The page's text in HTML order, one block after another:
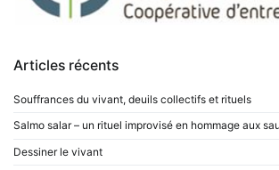
Articles récents
Souffrances du vivant, deuils collectifs et rituels
Salmo salar – un rituel improvisé en hommage aux
Dessiner le vivant